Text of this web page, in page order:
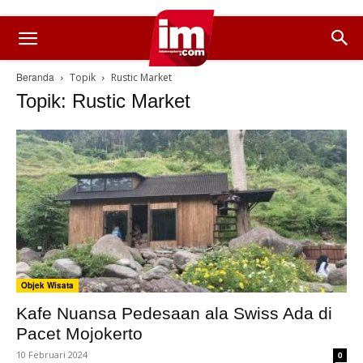
Beranda Topik Rustic Market
Topik: Rustic Market
Objek Wisata
Kafe Nuansa Pedesaan ala Swiss Ada di
Pacet Mojokerto
10 Februari 2024 0